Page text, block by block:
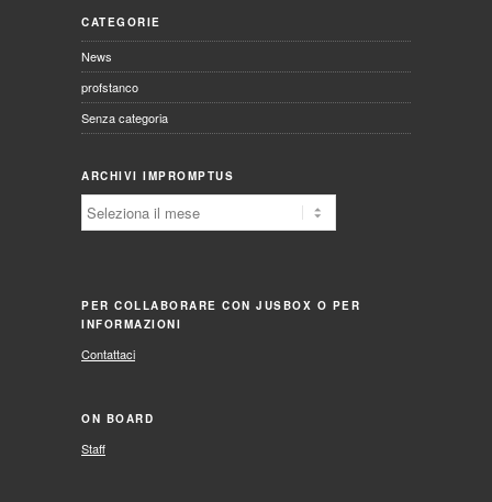
CATEGORIE
News
profstanco
Senza categoria
ARCHIVI IMPROMPTUS
Archivi
Impromptus
PER COLLABORARE CON JUSBOX O PER
INFORMAZIONI
Contattaci
ON BOARD
Staff